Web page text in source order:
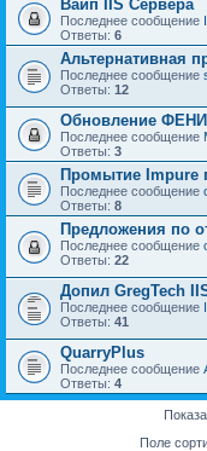
Вайп IIS Сервера
Последнее сообщение
Ответы: 6
Альтернативная
Последнее сообщение
Ответы: 12
Обновление
Последнее сообщение
Ответы: 3
Промытие Impure
Последнее сообщение
Ответы: 8
Предложения по
Последнее сообщение
Ответы: 22
Допил GregTech
Последнее сообщение
Ответы: 41
QuarryPlus
Последнее сообщение
Ответы: 4
Поле